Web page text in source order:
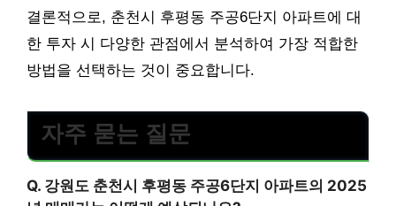
결론적으로, 춘천시 후평동 주공6단지 아파트에 대
한 투자 시 다양한 관점에서 분석하여 가장 적합한
방법을 선택하는 것이 중요합니다.
자주 묻는 질문
Q. 강원도 춘천시 후평동 주공6단지 아파트의 2025